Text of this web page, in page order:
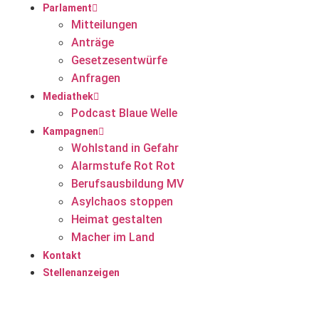
Parlament
Mitteilungen
Anträge
Gesetzesentwürfe
Anfragen
Mediathek
Podcast Blaue Welle
Kampagnen
Wohlstand in Gefahr
Alarmstufe Rot Rot
Berufsausbildung MV
Asylchaos stoppen
Heimat gestalten
Macher im Land
Kontakt
Stellenanzeigen